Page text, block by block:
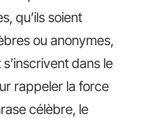
qu’ils soient
ou anonymes,
dans le
rappeler la force
célèbre, le